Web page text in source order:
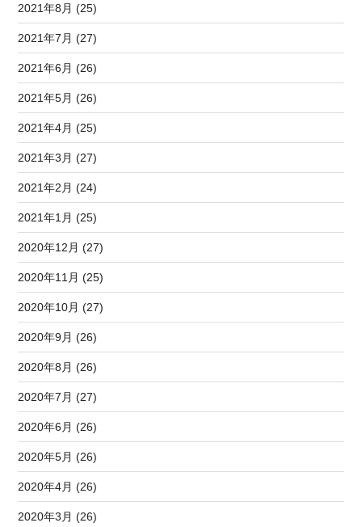
2021年8月 (25)
2021年7月 (27)
2021年6月 (26)
2021年5月 (26)
2021年4月 (25)
2021年3月 (27)
2021年2月 (24)
2021年1月 (25)
2020年12月 (27)
2020年11月 (25)
2020年10月 (27)
2020年9月 (26)
2020年8月 (26)
2020年7月 (27)
2020年6月 (26)
2020年5月 (26)
2020年4月 (26)
2020年3月 (26)